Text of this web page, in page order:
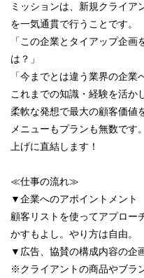
ミッションは、新規クライア
を一気通貫で行うことです。
「この企業とタイアップ企
は？」
「今までとは違う業界の企
これまでの知識・経験を活か
柔軟な発想で最大の顧客価値
メニューもプランも無数です
上げに直結します！
≪仕事の流れ≫
▼企業へのアポイントメント
顧客リストを使ってアプロー
かすもよし。やり方は自由。
▼広告、協賛の構成内容の企
※クライアントの商品やブラ